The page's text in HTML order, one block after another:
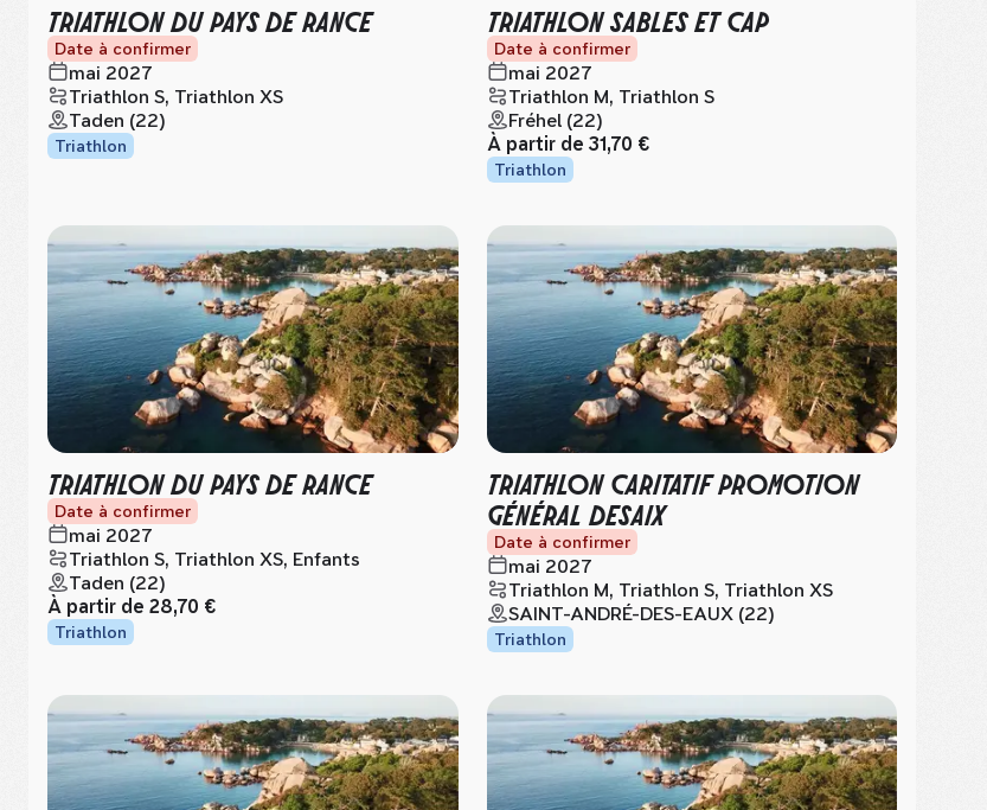
TRIATHLON DU PAYS DE RANCE
Date à confirmer
mai 2027
Triathlon S, Triathlon XS
Taden (22)
Triathlon
TRIATHLON SABLES ET CAP
Date à confirmer
mai 2027
Triathlon M, Triathlon S
Fréhel (22)
À partir de 31,70 €
Triathlon
TRIATHLON DU PAYS DE RANCE
Date à confirmer
mai 2027
Triathlon S, Triathlon XS, Enfants
Taden (22)
À partir de 28,70 €
Triathlon
TRIATHLON CARITATIF PROMOTION
GÉNÉRAL DESAIX
Date à confirmer
mai 2027
Triathlon M, Triathlon S, Triathlon XS
SAINT-ANDRÉ-DES-EAUX (22)
Triathlon